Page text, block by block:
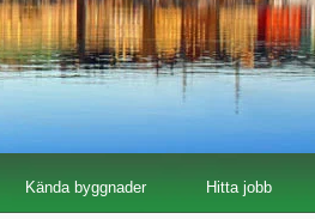
Kända byggnader Hitta jobb